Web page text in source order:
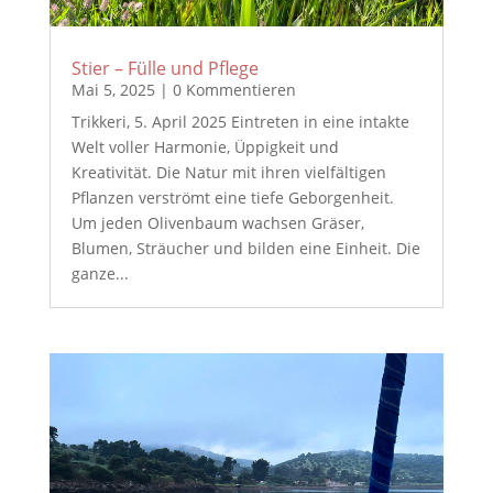
Stier – Fülle und Pflege
Mai 5, 2025 | 0 Kommentieren
Trikkeri, 5. April 2025 Eintreten in eine intakte
Welt voller Harmonie, Üppigkeit und
Kreativität. Die Natur mit ihren vielfältigen
Pflanzen verströmt eine tiefe Geborgenheit.
Um jeden Olivenbaum wachsen Gräser,
Blumen, Sträucher und bilden eine Einheit. Die
ganze...